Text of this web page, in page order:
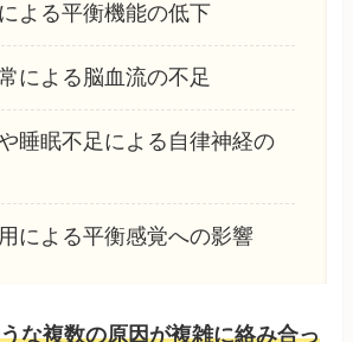
よる平衡機能の低下
による脳血流の不足
睡眠不足による自律神経の
による平衡感覚への影響
な複数の原因が複雑に絡み合っ